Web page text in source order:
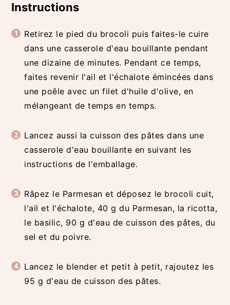
Instructions
Retirez le pied du brocoli puis faites-le cuire
dans une casserole d'eau bouillante pendant
une dizaine de minutes. Pendant ce temps,
faites revenir l'ail et l'échalote émincées dans
une poêle avec un filet d'huile d'olive, en
mélangeant de temps en temps.
Lancez aussi la cuisson des pâtes dans une
casserole d'eau bouillante en suivant les
instructions de l'emballage.
Râpez le Parmesan et déposez le brocoli cuit,
l'ail et l'échalote, 40 g du Parmesan, la ricotta,
le basilic, 90 g d'eau de cuisson des pâtes, du
sel et du poivre.
Lancez le blender et petit à petit, rajoutez les
95 g d'eau de cuisson des pâtes.